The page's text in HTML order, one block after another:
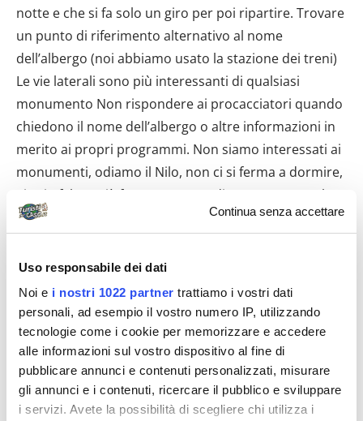
Continua senza accettare
Uso responsabile dei dati
Noi e i nostri 1022 partner trattiamo i vostri dati
personali, ad esempio il vostro numero IP, utilizzando
tecnologie come i cookie per memorizzare e accedere
alle informazioni sul vostro dispositivo al fine di
pubblicare annunci e contenuti personalizzati, misurare
gli annunci e i contenuti, ricercare il pubblico e sviluppare
i servizi. Avete la possibilità di scegliere chi utilizza i